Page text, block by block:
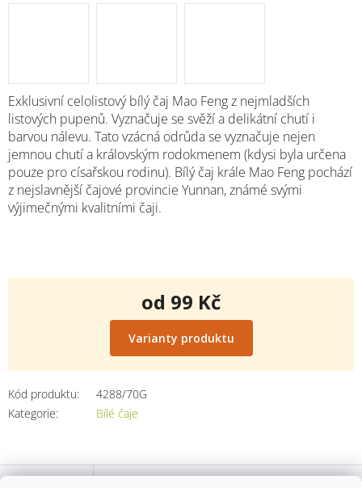
Exklusivní celolistový bílý čaj Mao Feng z nejmladších
listových pupenů. Vyznačuje se svěží a delikátní chutí i
barvou nálevu. Tato vzácná odrůda se vyznačuje nejen
jemnou chutí a královským rodokmenem (kdysi byla určena
pouze pro císařskou rodinu). Bílý čaj krále Mao Feng pochází
z nejslavnější čajové provincie Yunnan, známé svými
výjimečnými kvalitními čaji.
Kód produktu:
4288/70G
Kategorie: Bílé čaje
od 99 Kč
Měrná
cena:
Varianty produktu